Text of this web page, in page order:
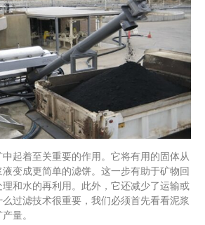
起着至关重要的作用。它将有用的固体从
变成更简单的滤饼。这一步有助于矿物回
和水的再利用。此外，它还减少了运输或
过滤技术很重要，我们必须首先看看泥浆
量。